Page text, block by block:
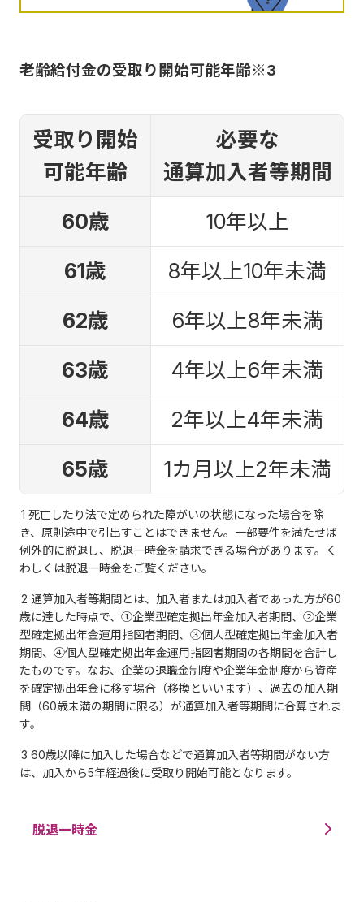
老齢給付金の受取り開始可能年齢※3
受取り開始
可能年齢
必要な
通算加入者等期間
60歳
10年以上
61歳
8年以上10年未満
62歳
6年以上8年未満
63歳
4年以上6年未満
64歳
2年以上4年未満
65歳
1カ月以上2年未満
1 死亡したり法で定められた障がいの状態になった場合を除
き、原則途中で引出すことはできません。一部要件を満たせば
例外的に脱退し、脱退一時金を請求できる場合があります。く
わしくは脱退一時金をご覧ください。
2 通算加入者等期間とは、加入者または加入者であった方が60
歳に達した時点で、①企業型確定拠出年金加入者期間、②企業
型確定拠出年金運用指図者期間、③個人型確定拠出年金加入者
期間、④個人型確定拠出年金運用指図者期間の各期間を合計し
たものです。なお、企業の退職金制度や企業年金制度から資産
を確定拠出年金に移す場合（移換といいます）、過去の加入期
間（60歳未満の期間に限る）が通算加入者等期間に合算されま
す。
3 60歳以降に加入した場合などで通算加入者等期間がない方
は、加入から5年経過後に受取り開始可能となります。
脱退一時金